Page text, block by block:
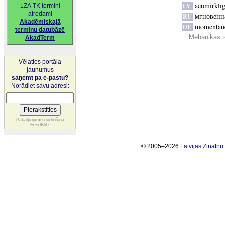
LZA TK termini
atrodami
Akadēmiskajā
terminu datubāzē
AkadTerm
Vēlaties portāla
jaunumus
saņemt pa e-pastu?
Norādiet savu adresi:
Pakalpojumu nodrošina
FeedBlitz
LV
RU
DE
Mehānikas
© 2005–2026 Latvijas